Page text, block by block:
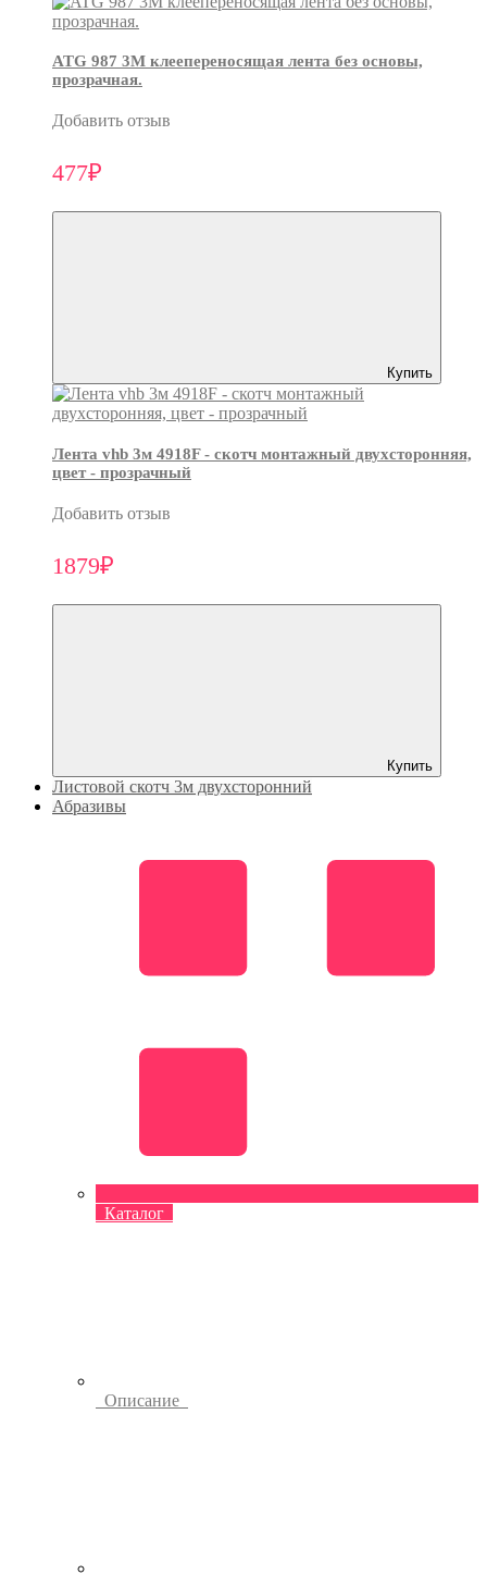
ATG 987 3М клеепереносящая лента без основы,
прозрачная.
Добавить отзыв
477₽
Купить
Лента vhb 3м 4918F - скотч монтажный двухсторонняя,
цвет - прозрачный
Добавить отзыв
1879₽
Купить
Листовой скотч 3м двухсторонний
Абразивы
Каталог
Описание